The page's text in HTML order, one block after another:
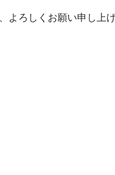
よろしくお願い申し上げ